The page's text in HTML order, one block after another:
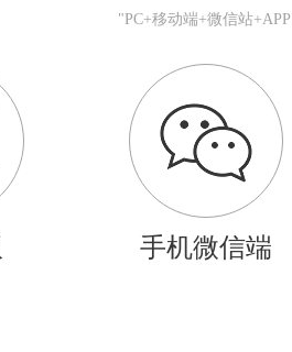
"PC+移动端+微信站
手机微信端